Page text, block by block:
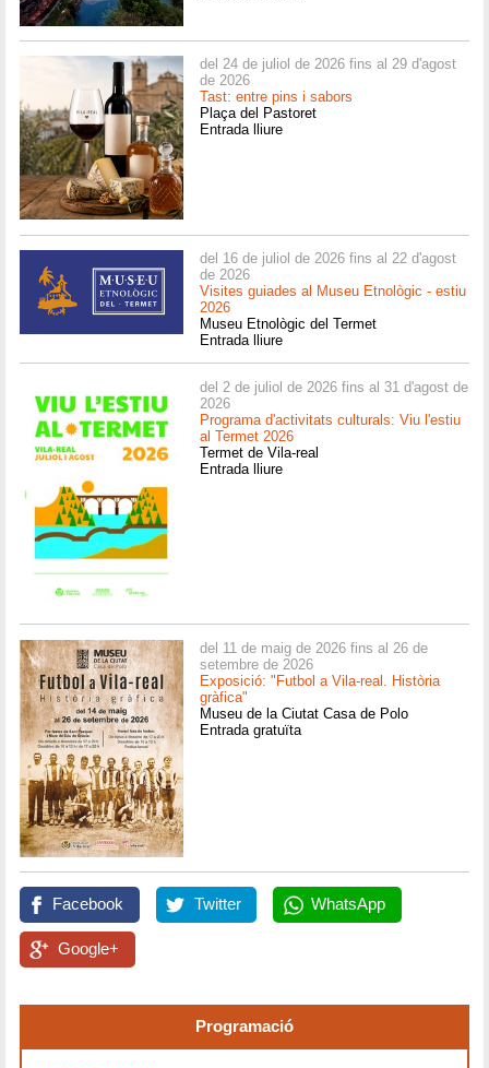
del 24 de juliol de 2026 fins al 29 d'agost
de 2026
Tast: entre pins i sabors
Plaça del Pastoret
Entrada lliure
del 16 de juliol de 2026 fins al 22 d'agost
de 2026
Visites guiades al Museu Etnològic - estiu
2026
Museu Etnològic del Termet
Entrada lliure
del 2 de juliol de 2026 fins al 31 d'agost de
2026
Programa d'activitats culturals: Viu l'estiu
al Termet 2026
Termet de Vila-real
Entrada lliure
del 11 de maig de 2026 fins al 26 de
setembre de 2026
Exposició: "Futbol a Vila-real. Història
gràfica"
Museu de la Ciutat Casa de Polo
Entrada gratuïta
Facebook Twitter WhatsApp
Google+
Programació